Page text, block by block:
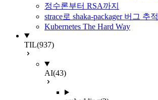
정수론부터 RSA까지
strace로 shaka-packager 버그 추적
Kubernetes The Hard Way
TIL(937)
AI(43)